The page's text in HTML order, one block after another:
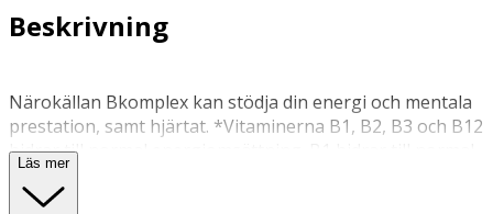
Beskrivning
Närokällan Bkomplex kan stödja din energi och mentala
prestation, samt hjärtat. *Vitaminerna B1, B2, B3 och B12
bidrar till normal energiomsättning. B1 bidrar till normal
hjärtfunktion. B5 bidrar till mental prestationsförmåga.
Här får du alla Bvitaminer i en smidig kapsel. Produkten
Läs mer